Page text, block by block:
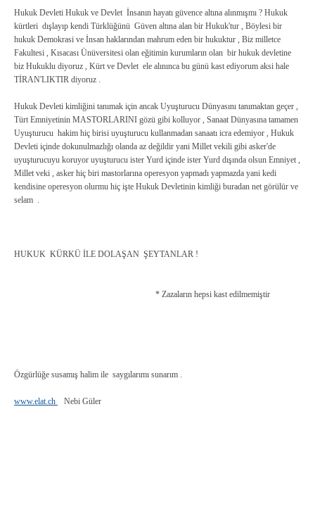
Hukuk Devleti Hukuk ve Devlet İnsanın hayatı güvence altına alınmışmı ? Hukuk
kürtleri dışlayıp kendi Türklüğünü Güven altına alan bir Hukuk'tur , Böylesi bir
hukuk Demokrasi ve İnsan haklarından mahrum eden bir hukuktur , Biz milletce
Fakultesi , Kısacası Ünüversitesi olan eğitimin kurumların olan bir hukuk devletine
biz Hukuklu diyoruz , Kürt ve Devlet ele alınınca bu günü kast ediyorum aksi hale
TİRAN'LIKTIR diyoruz .
Hukuk Devleti kimliğini tanımak için ancak Uyuşturucu Dünyasını tanımaktan geçer ,
Türt Emniyetinin MASTORLARINI gözü gibi kolluyor , Sanaat Dünyasına tamamen
Uyuşturucu hakim hiç birisi uyuşturucu kullanmadan sanaatı icra edemiyor , Hukuk
Devleti içinde dokunulmazlığı olanda az değildir yani Millet vekili gibi asker'de
uyuşturucuyu koruyor uyuşturucu ister Yurd içinde ister Yurd dışında olsun Emniyet ,
Millet veki , asker hiç biri mastorlarına operesyon yapmadı yapmazda yani kedi
kendisine operesyon olurmu hiç işte Hukuk Devletinin kimliği buradan net görülür ve
selam .
HUKUK KÜRKÜ İLE DOLAŞAN ŞEYTANLAR !
* Zazaların hepsi kast edilmemiştir
Özgürlüğe susamış halim ile saygılarımı sunarım .
www.elat.ch Nebi Güler